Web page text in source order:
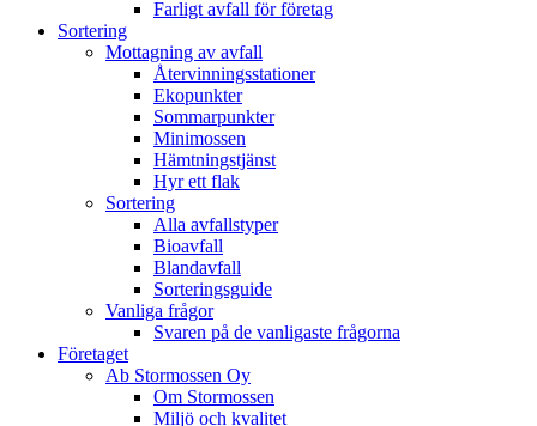
Farligt avfall för företag
Sortering
Mottagning av avfall
Återvinningsstationer
Ekopunkter
Sommarpunkter
Minimossen
Hämtningstjänst
Hyr ett flak
Sortering
Alla avfallstyper
Bioavfall
Blandavfall
Sorteringsguide
Vanliga frågor
Svaren på de vanligaste frågorna
Företaget
Ab Stormossen Oy
Om Stormossen
Miljö och kvalitet